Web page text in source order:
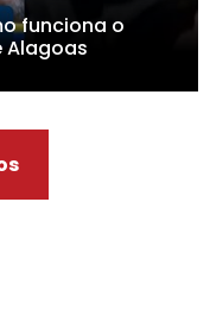
funciona o
Alagoas